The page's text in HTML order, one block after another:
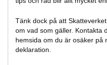
Tänk dock på att
om vad som gäller. Kontakta
hemsida om du är osäker på
deklaration.